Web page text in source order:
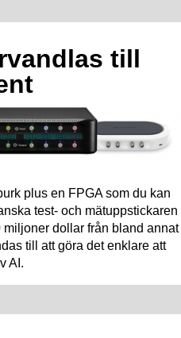
till
plus en FPGA som du kan
test- och mätuppstickaren
miljoner dollar från bland annat
till att göra det enklare att
AI.